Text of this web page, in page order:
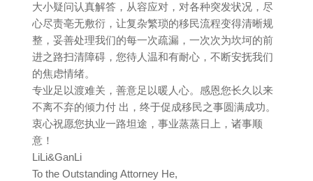
大小疑问认真解答，从容应对，对各种突发状况，尽
心尽责亳无敷衍，让复杂繁琐的移民流程变得清晰规
整，妥善处理我们的每一次疏漏，一次次为坎坷的前
进之路扫清障碍，您待人温和有耐心，不断安抚我们
的焦虑情绪。
专业足以渡难关，善意足以暖人心。感恩您长久以来
不离不弃的倾力付 出，终于促成移民之事圆满成功。
衷心祝愿您执业一路坦途，事业蒸蒸日上，诸事顺
意！
LiLi&GanLi
To the Outstanding Attorney He,